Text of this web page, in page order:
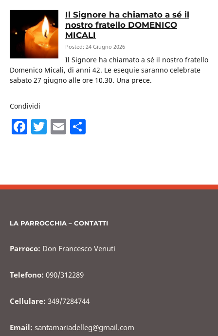
Il Signore ha chiamato a sé il
nostro fratello DOMENICO
MICALI
Posted: 24 Giugno 2026
Il Signore ha chiamato a sé il nostro fratello
Domenico Micali, di anni 42. Le esequie saranno celebrate
sabato 27 giugno alle ore 10.30. Una prece.
Condividi
F
b
o
T E
vi
LA PARROCCHIA – CONTATTI
Parroco: Don Francesco Venuti
Telefono: 090/312289
Cellulare: 349/7284744
Email: santamariadelleg@gmail.com